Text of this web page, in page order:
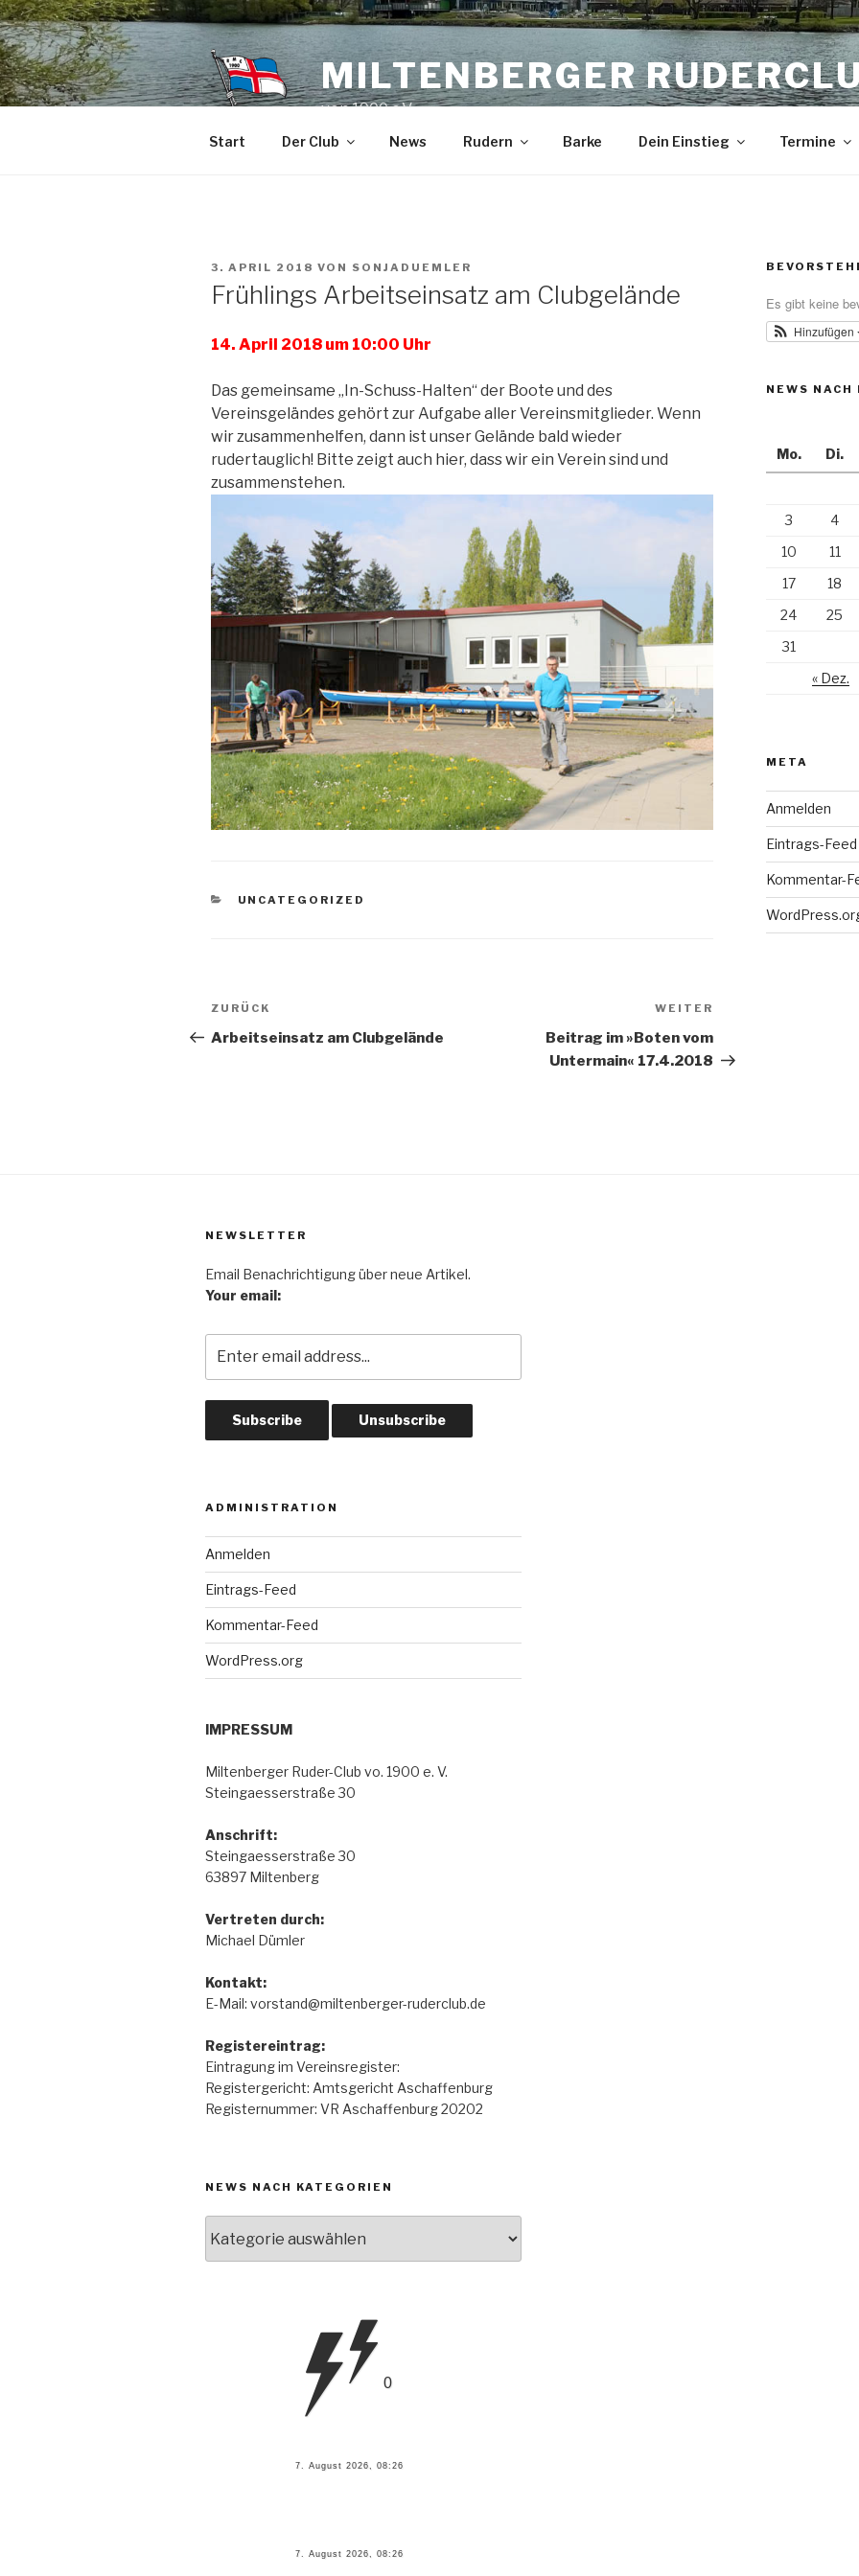
Zum
Inhalt
springen
MILTENBERGER
von 1900 e.V.
Start Der Club News Rudern Barke Dein Einstieg Termine
VERÖFFENTLICHT
3. APRIL 2018 VON SONJADUEMLER
Frühlings Arbeitseinsatz am Clubgelände
14. April 2018 um 10:00 Uhr
Das gemeinsame „In-Schuss-Halten“ der Boote und des
Vereinsgeländes gehört zur Aufgabe aller Vereinsmitglieder. Wenn
wir zusammenhelfen, dann ist unser Gelände bald wieder
rudertauglich! Bitte zeigt auch hier, dass wir ein Verein sind und
zusammenstehen.
KATEGORIEN
UNCATEGORIZED
Beitragsnavigation
Vorheriger
Beitrag
ZURÜCK
Arbeitseinsatz am Clubgelände
Beitrag
WEITER
Beitrag im »Boten vom
Untermain« 17.4.2018
Es gibt keine
Hinzufügen
NEWS NACH
Mo.
Di.
« Dez.
3
4
10
11
17
18
24
25
31
META
Anmelden
Eintrags-Feed
Kommentar-
NEWSLETTER
Email Benachrichtigung über neue Artikel.
Your email:
ADMINISTRATION
Anmelden
Eintrags-Feed
Kommentar-Feed
WordPress.org
IMPRESSUM
Miltenberger Ruder-Club vo. 1900 e. V.
Steingaesserstraße 30
Anschrift:
Steingaesserstraße 30
63897 Miltenberg
Vertreten durch:
Michael Dümler
Kontakt:
E-Mail: vorstand@miltenberger-ruderclub.de
Registereintrag:
Eintragung im Vereinsregister:
Registergericht: Amtsgericht Aschaffenburg
Registernummer: VR Aschaffenburg 20202
NEWS NACH KATEGORIEN
nach
Kategorien
0
7. August 2026, 08:26
7. August 2026, 08:26